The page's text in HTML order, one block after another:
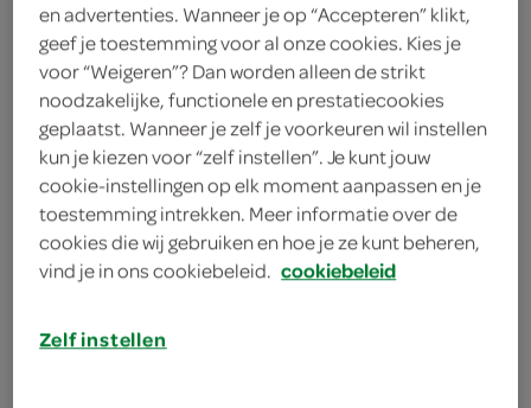
Let op: aanbiedingen zijn niet zichtbaar bij de
producten, maar worden wél automatisch
verwerkt in de winkelmand.
rijstwafel met chiazaad
organisch
vegan
en advertenties. Wanneer je op “Accepteren” klikt,
geef je toestemming voor al onze cookies. Kies je
voor “Weigeren”? Dan worden alleen de strikt
noodzakelijke, functionele en prestatiecookies
geplaatst. Wanneer je zelf je voorkeuren wil instellen
kun je kiezen voor “zelf instellen”. Je kunt jouw
cookie-instellingen op elk moment aanpassen en je
toestemming intrekken. Meer informatie over de
cookies die wij gebruiken en hoe je ze kunt beheren,
vind je in ons cookiebeleid. cookiebeleid
Zelf instellen